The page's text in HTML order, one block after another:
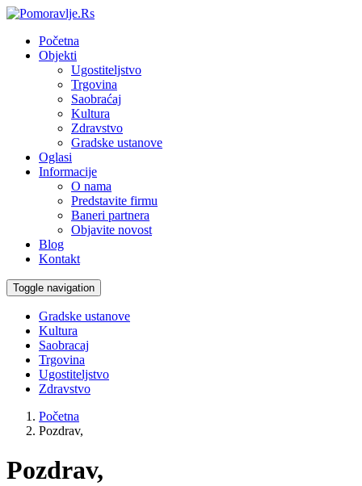
Početna
Objekti
Ugostiteljstvo
Trgovina
Saobraćaj
Kultura
Zdravstvo
Gradske ustanove
Oglasi
Informacije
O nama
Predstavite firmu
Baneri partnera
Objavite novost
Blog
Kontakt
Toggle navigation
Gradske ustanove
Kultura
Saobracaj
Trgovina
Ugostiteljstvo
Zdravstvo
Početna
Pozdrav,
Pozdrav,